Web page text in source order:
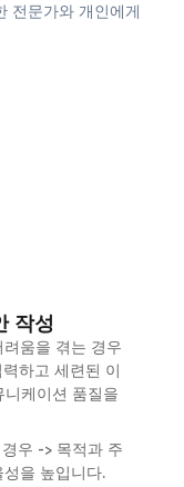
전문가와 개인에게
작성
움을 겪는 경우
하고 세련된 이
케이션 품질을
우 -> 목적과 주
을 높입니다.